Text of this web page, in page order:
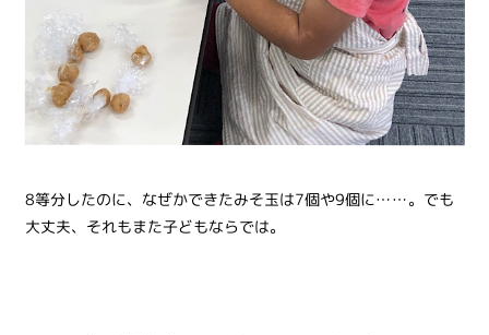
8等分したのに、なぜかできたみそ玉は7個や9個に……。でも
大丈夫、それもまた子どもならでは。